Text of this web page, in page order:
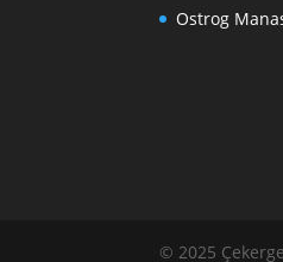
Ostrog
© 2025